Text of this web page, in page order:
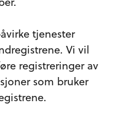
tjenester
Vi vil
registreringer av
som bruker